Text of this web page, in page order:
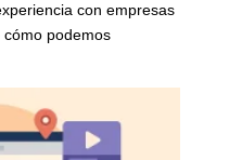
con empresas
podemos